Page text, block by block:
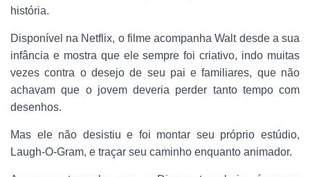
história.
Disponível na Netflix, o filme acompanha Walt desde a sua
infância e mostra que ele sempre foi criativo, indo muitas
vezes contra o desejo de seu pai e familiares, que não
achavam que o jovem deveria perder tanto tempo com
desenhos.
Mas ele não desistiu e foi montar seu próprio estúdio,
Laugh-O-Gram, e traçar seu caminho enquanto animador.